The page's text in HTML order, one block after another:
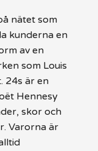
nätet som
kunderna en
av en
som Louis
24s är en
Hennesy
skor och
Varorna är